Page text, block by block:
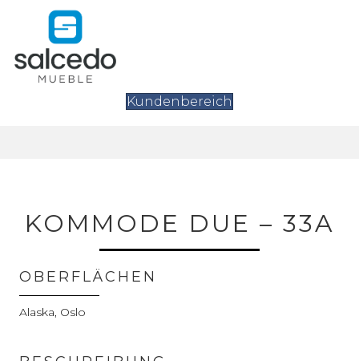
Kundenbereich
KOMMODE DUE – 33A
OBERFLÄCHEN
Alaska, Oslo